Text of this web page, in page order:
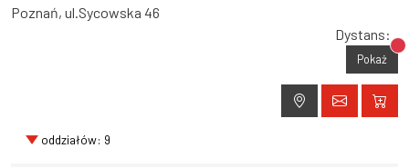
Poznań, ul.Sycowska 46
Dystans:
Pokaż
oddziałów: 9